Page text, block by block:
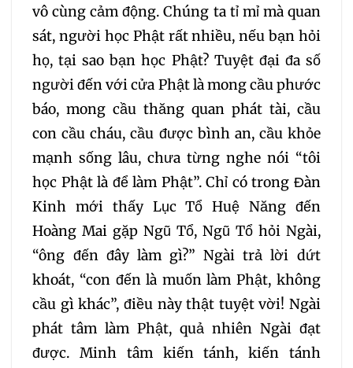
vô cùng cảm động. Chúng ta tỉ mỉ mà quan
sát, người học Phật rất nhiều, nếu bạn hỏi
họ, tại sao bạn học Phật? Tuyệt đại đa số
người đến với cửa Phật là mong cầu phước
báo, mong cầu thăng quan phát tài, cầu
con cầu cháu, cầu được bình an, cầu khỏe
mạnh sống lâu, chưa từng nghe nói “tôi
học Phật là để làm Phật”. Chỉ có trong Đàn
Kinh mới thấy Lục Tổ Huệ Năng đến
Hoàng Mai gặp Ngũ Tổ, Ngũ Tổ hỏi Ngài,
“ông đến đây làm gì?” Ngài trả lời dứt
khoát, “con đến là muốn làm Phật, không
cầu gì khác”, điều này thật tuyệt vời! Ngài
phát tâm làm Phật, quả nhiên Ngài đạt
được. Minh tâm kiến tánh, kiến tánh